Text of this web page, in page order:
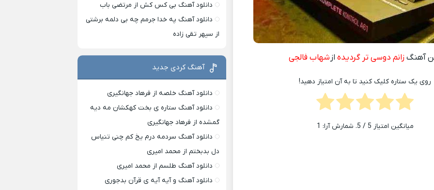
آهنگ زانم دوسی تر گردیده از شهاب فالجی
روی یک ستاره کلیک کنید تا به آن امتیاز دهید!
میانگین امتیاز 5 / 5. شمارش آرا: 1
دانلود آهنگ بی کس کش از مرتضی باب
دانلود آهنگ په خدا جرمم چه بی دلمه برشتی
از سپهر تقی زاده
آهنگ کردی جدید
دانلود آهنگ خلصه از فرهاد جهانگیری
دانلود آهنگ ستاره ی بخت کهکشان مه دیه
گمشده از فرهاد جهانگیری
دانلود آهنگ سردمه درم یخ کم چنی تنیاس
دل بدبختم از محمد امیری
دانلود آهنگ طلسم از محمد امیری
دانلود آهنگ و آیه آیه ی قرآن بدجوری